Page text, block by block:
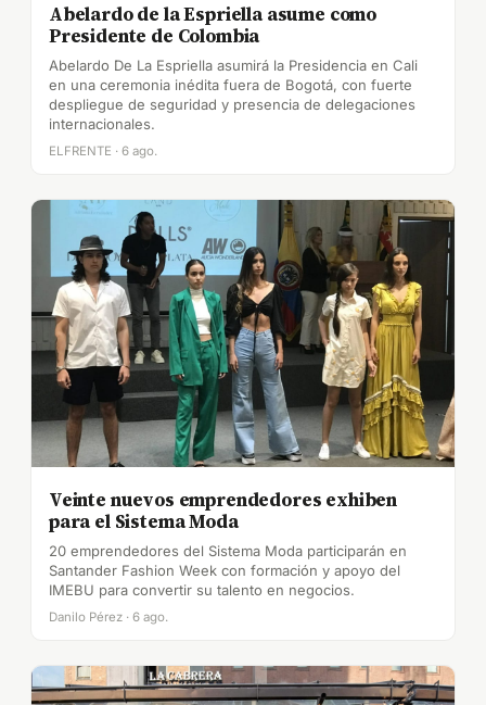
Abelardo de la Espriella asume como
Presidente de Colombia
Abelardo De La Espriella asumirá la Presidencia en Cali
en una ceremonia inédita fuera de Bogotá, con fuerte
despliegue de seguridad y presencia de delegaciones
internacionales.
ELFRENTE · 6 ago.
Veinte nuevos emprendedores exhiben
para el Sistema Moda
20 emprendedores del Sistema Moda participarán en
Santander Fashion Week con formación y apoyo del
IMEBU para convertir su talento en negocios.
Danilo Pérez · 6 ago.